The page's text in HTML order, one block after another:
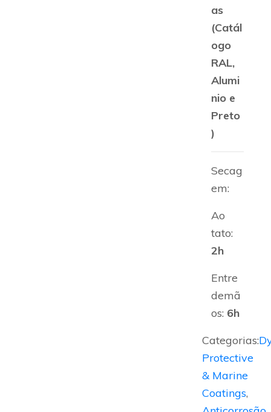
as
(Catál
ogo
RAL,
Alumi
nio e
Preto​
)
Secag
em:
Ao
tato:
2h
Entre
demã
os: 6h
Categorias:
Protective
& Marine
Coatings,